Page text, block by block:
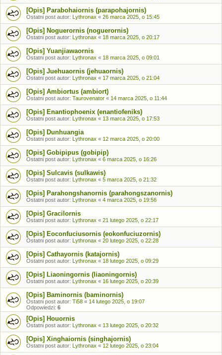
[Opis] Parabohaiornis (parapohajornis)
Ostatni post autor: Lythronax « 26 marca 2025, o 15:45
[Opis] Noguerornis (noguerornis)
Ostatni post autor: Lythronax « 18 marca 2025, o 20:17
[Opis] Yuanjiawaornis
Ostatni post autor: Lythronax « 18 marca 2025, o 09:01
[Opis] Juehuaornis (jehuaornis)
Ostatni post autor: Lythronax « 17 marca 2025, o 21:04
[Opis] Ambiortus (ambiort)
Ostatni post autor: Taurovenator « 14 marca 2025, o 11:44
[Opis] Enantiophoenix (enantiofeniks)
Ostatni post autor: Lythronax « 13 marca 2025, o 17:53
[Opis] Dunhuangia
Ostatni post autor: Lythronax « 12 marca 2025, o 20:00
[Opis] Gobipipus (gobipip)
Ostatni post autor: Lythronax « 6 marca 2025, o 16:26
[Opis] Sulcavis (sulkawis)
Ostatni post autor: Lythronax « 5 marca 2025, o 21:32
[Opis] Parahongshanornis (parahongszanornis)
Ostatni post autor: Lythronax « 4 marca 2025, o 19:56
[Opis] Gracilornis
Ostatni post autor: Lythronax « 21 lutego 2025, o 22:17
[Opis] Eoconfuciusornis (eokonfuciuzornis)
Ostatni post autor: Lythronax « 20 lutego 2025, o 22:28
[Opis] Cathayornis (katajornis)
Ostatni post autor: Lythronax « 18 lutego 2025, o 09:29
[Opis] Liaoningornis (liaoningornis)
Ostatni post autor: Lythronax « 16 lutego 2025, o 20:39
[Opis] Baminornis (baminornis)
Ostatni post autor: Ti58 « 14 lutego 2025, o 19:07
Odpowiedzi: 6
[Opis] Houornis
Ostatni post autor: Lythronax « 13 lutego 2025, o 20:32
[Opis] Xinghaiornis (singhajornis)
Ostatni post autor: Lythronax « 12 lutego 2025, o 23:04